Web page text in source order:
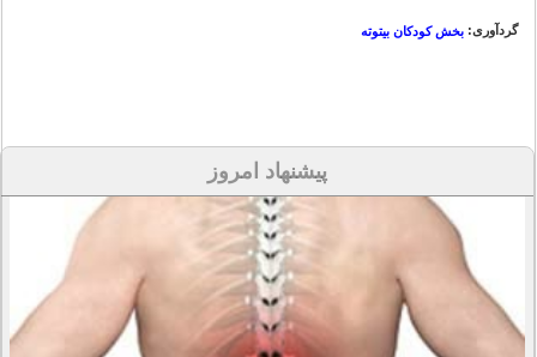
گردآوری: بخش کودکان بیتوته
پیشنهاد امروز